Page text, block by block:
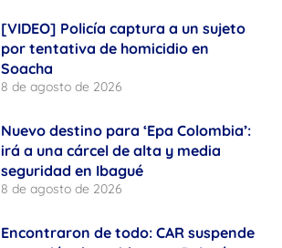
[VIDEO] Policía captura a un sujeto
por tentativa de homicidio en
Soacha
8 de agosto de 2026
Nuevo destino para ‘Epa Colombia’:
irá a una cárcel de alta y media
seguridad en Ibagué
8 de agosto de 2026
Encontraron de todo: CAR suspende